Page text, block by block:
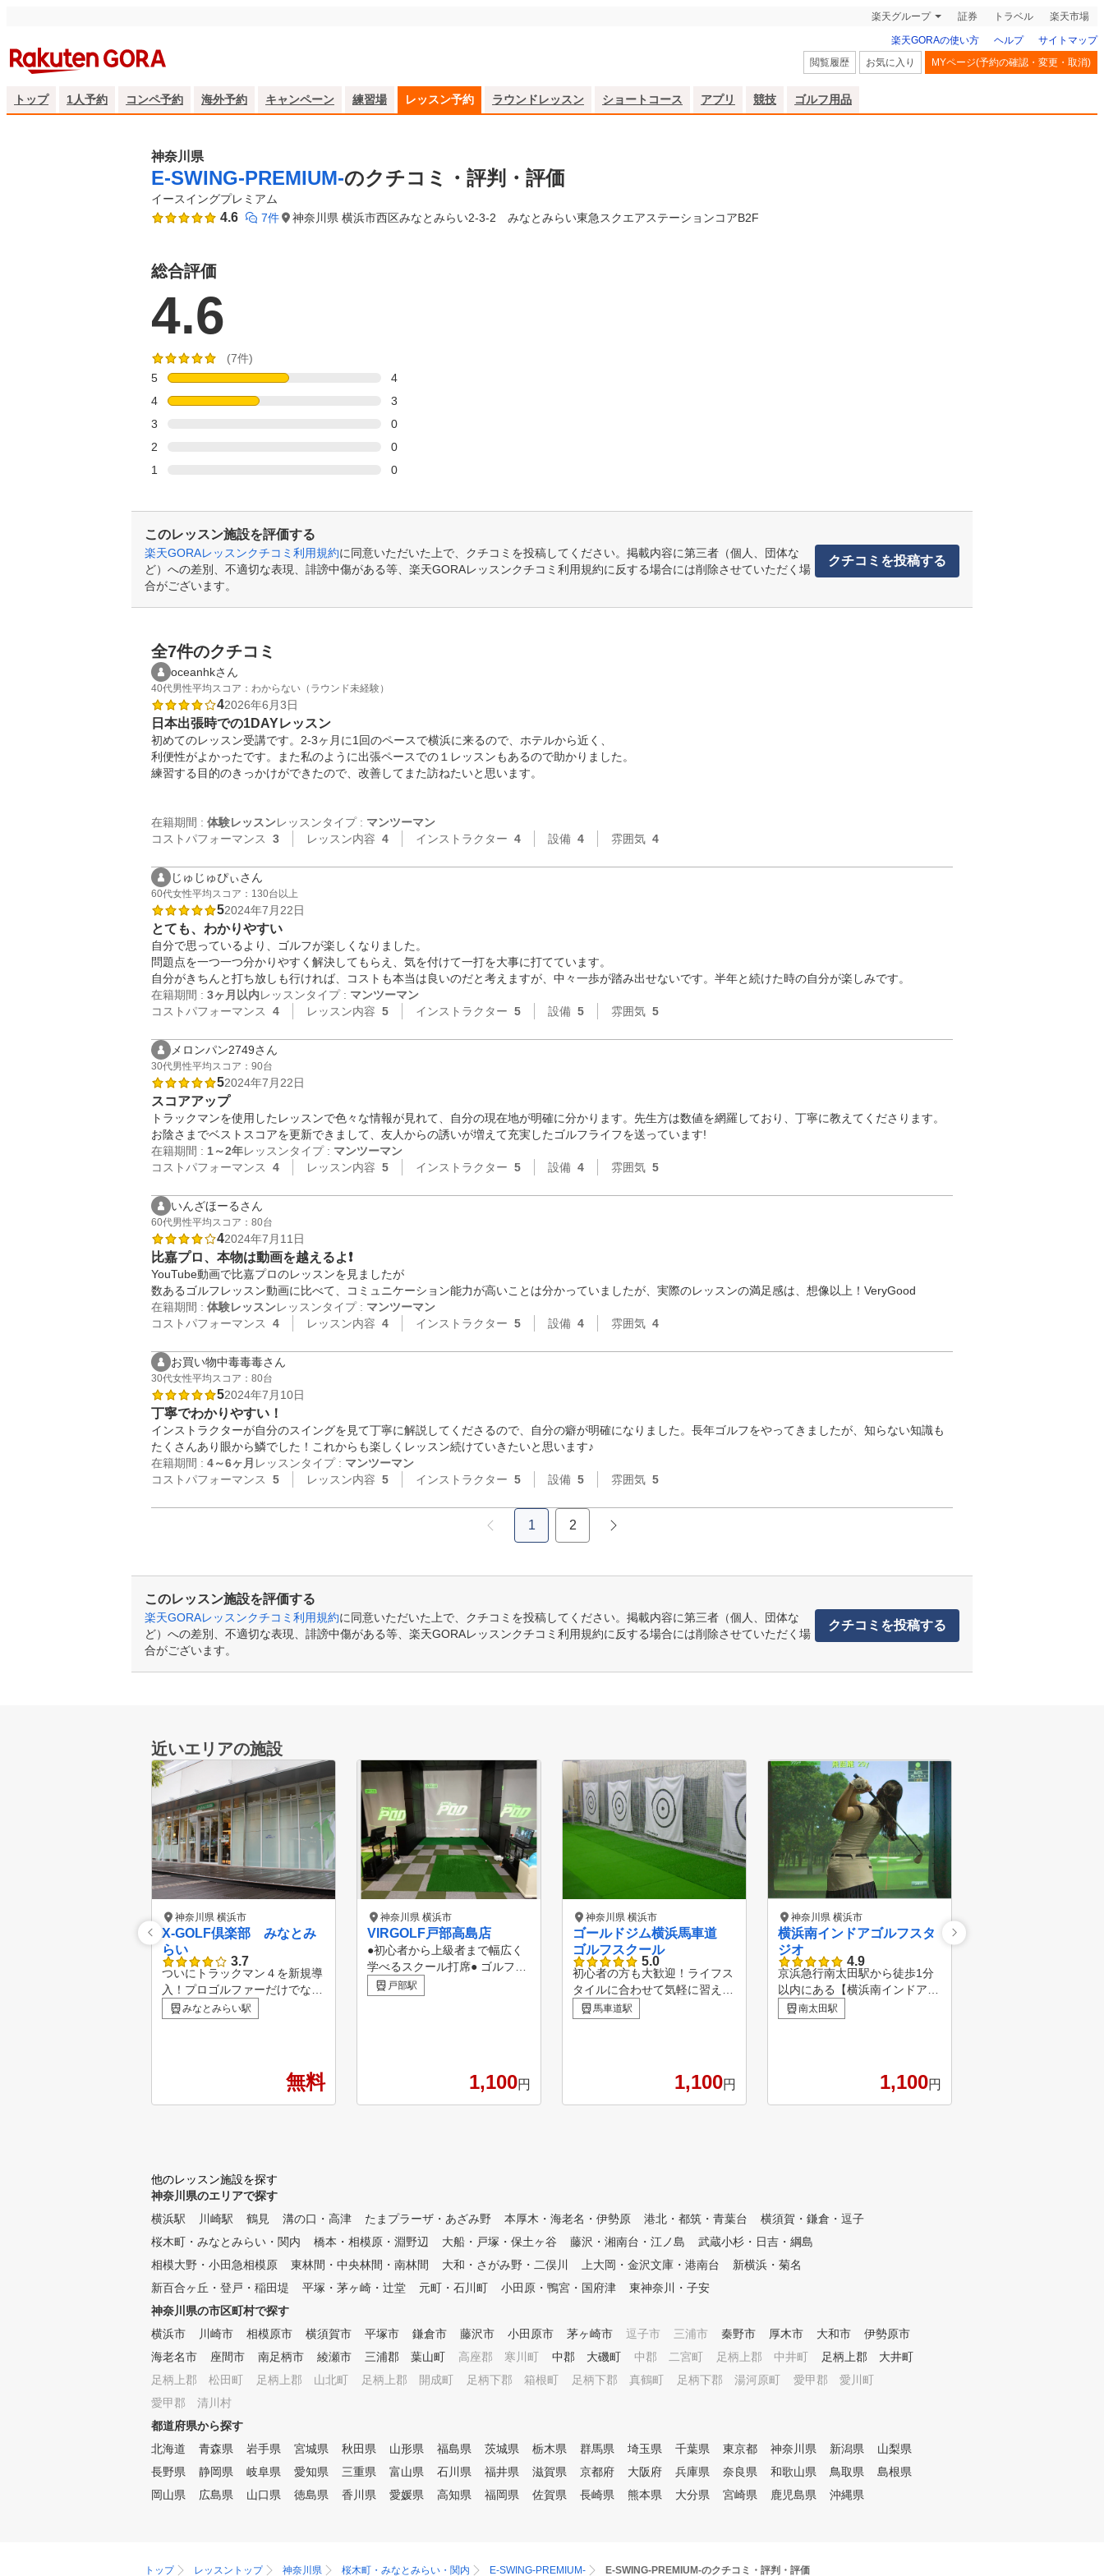
楽天グループ 証券 トラベル 楽天市場
楽天GORAの使い方 ヘルプ
サイトマップ
閲覧履歴
お気に入り MYページ(予約の確認・変更・取消)
トップ 1人予約 コンペ予約 海外予約 キャンペーン 練習場 レッスン予約 ラウンドレッスン ショートコース アプリ 競技 ゴルフ用品
神奈川県
E-SWING‐PREMIUM‐のクチコミ・評判・評価
イースイングプレミアム
4.6 7件 神奈川県 横浜市西区みなとみらい2-3-2 みなとみらい東急スクエアステーションコアB2F
総合評価
4.6
(7件)
5
4
4
3
3
0
2
0
1
0
このレッスン施設を評価する
楽天GORAレッスンクチコミ利用規約に同意いただいた上で、クチコミを投稿してください。掲載内容に第三者（個人、団体な
ど）への差別、不適切な表現、誹謗中傷がある等、楽天GORAレッスンクチコミ利用規約に反する場合には削除させていただく場
合がございます。
クチコミを投稿する
全7件のクチコミ
oceanhkさん
40代男性平均スコア：わからない（ラウンド未経験）
42026年6月3日
日本出張時での1DAYレッスン
初めてのレッスン受講です。2-3ヶ月に1回のペースで横浜に来るので、ホテルから近く、
利便性がよかったです。また私のように出張ペースでの１レッスンもあるので助かりました。
練習する目的のきっかけができたので、改善してまた訪ねたいと思います。
在籍期間 : 体験レッスンレッスンタイプ : マンツーマン
コストパフォーマンス
3 レッスン内容 4 インストラクター 4 設備 4 雰囲気 4
じゅじゅぴぃさん
60代女性平均スコア：130台以上
52024年7月22日
とても、わかりやすい
自分で思っているより、ゴルフが楽しくなりました。
問題点を一つ一つ分かりやすく解決してもらえ、気を付けて一打を大事に打てています。
自分がきちんと打ち放しも行ければ、コストも本当は良いのだと考えますが、中々一歩が踏み出せないです。半年と続けた時の自分が楽しみです。
在籍期間 : 3ヶ月以内レッスンタイプ : マンツーマン
コストパフォーマンス
4 レッスン内容 5 インストラクター 5 設備 5 雰囲気 5
メロンパン2749さん
30代男性平均スコア：90台
52024年7月22日
スコアアップ
トラックマンを使用したレッスンで色々な情報が見れて、自分の現在地が明確に分かります。先生方は数値を網羅しており、丁寧に教えてくださります。
お陰さまでベストスコアを更新できまして、友人からの誘いが増えて充実したゴルフライフを送っています!
在籍期間 : 1～2年レッスンタイプ : マンツーマン
コストパフォーマンス
4 レッスン内容 5 インストラクター 5 設備 4 雰囲気 5
いんざほーるさん
60代男性平均スコア：80台
42024年7月11日
比嘉プロ、本物は動画を越えるよ❗
YouTube動画で比嘉プロのレッスンを見ましたが
数あるゴルフレッスン動画に比べて、コミュニケーション能力が高いことは分かっていましたが、実際のレッスンの満足感は、想像以上！VeryGood
在籍期間 : 体験レッスンレッスンタイプ : マンツーマン
コストパフォーマンス
4 レッスン内容 4 インストラクター 5 設備 4 雰囲気 4
お買い物中毒毒毒さん
30代女性平均スコア：80台
52024年7月10日
丁寧でわかりやすい！
インストラクターが自分のスイングを見て丁寧に解説してくださるので、自分の癖が明確になりました。長年ゴルフをやってきましたが、知らない知識も
たくさんあり眼から鱗でした！これからも楽しくレッスン続けていきたいと思います♪
在籍期間 : 4～6ヶ月 レッスンタイプ : マンツーマン
コストパフォーマンス
5 レッスン内容 5 インストラクター 5 設備 5 雰囲気 5
1 2
このレッスン施設を評価する
楽天GORAレッスンクチコミ利用規約に同意いただいた上で、クチコミを投稿してください。掲載内容に第三者（個人、団体な
ど）への差別、不適切な表現、誹謗中傷がある等、楽天GORAレッスンクチコミ利用規約に反する場合には削除させていただく場
合がございます。
クチコミを投稿する
近いエリアの施設
神奈川県 横浜市
X-GOLF倶楽部 みなとみ
らい
3.7
ついにトラックマン４を新規導
入！プロゴルファーだけでなく
メジャーリーガーも使用すると
いう弾道測定器「トラックマン
らにはクラブの動きまで読み取
り、打球がなぜこうなったのか
を数値で解析してくれます。さ
ーチャルラウンドをすることも
できます。 また、新たなレッ
スンプロも加わり、さらに楽し
く上達できるレッスン環境も整
っています。
みなとみらい駅
無料
神奈川県 横浜市
VIRGOLF戸部高島店
●初心者から上級者まで幅広く
学べるスクール打席● ゴルフの
知識を知れば出来なかったこと
が出来るようになります。 ゴ
たものは一生ものです。わたし
出来るようになります。 また
、ショットのデータとして飛距
離・ミート率・スピン量などが
表示されます。 ショットデー
習からスキルアップが目指せま
習の出来るハイブリット型のゴ
戸部駅
1,100円
神奈川県 横浜市
ゴールドジム横浜馬車道
ゴルフスクール
5.0
初心者の方も大歓迎！ライフス
タイルに合わせて気軽に習える
！ 1レッスン85分の充実指導‼
通いやすい４つのポイント！
馬車道駅
1,100円
神奈川県 横浜市
横浜南インドアゴルフスタ
ジオ
4.9
京浜急行南太田駅から徒歩1分
以内にある【横浜南インドアゴ
ルフスタジオ】です。インドア
だから季節や天候に左右されず
けます。 ・駅チカで便利なう
え、至近に格安コインパーキン
ト時の映像、クラブスピードや
スピン量などの分析数値、フォ
秀逸な分析機器を各打席に配置
自己練習、を繰り返すことで飛
躍的な上達が期待できます。
バーチャルコース上で実戦的な
存分していただけます（パター
は会員無料）。
南太田駅
1,100円
他のレッスン施設を探す
神奈川県のエリアで探す
横浜駅
川崎駅 鶴見 溝の口・高津 たまプラーザ・あざみ野 本厚木・海老名・伊勢原 港北・都筑・青葉台
横須賀・鎌倉・逗子
桜木町・みなとみらい・関内
橋本・相模原・淵野辺 大船・戸塚・保土ヶ谷 藤沢・湘南台・江ノ島
武蔵小杉・日吉・綱島
相模大野・小田急相模原
東林間・中央林間・南林間 大和・さがみ野・二俣川 上大岡・金沢文庫・港南台
新横浜・菊名
新百合ヶ丘・登戸・稲田堤
平塚・茅ヶ崎・辻堂 元町・石川町 小田原・鴨宮・国府津
東神奈川・子安
神奈川県の市区町村で探す
横浜市
川崎市 相模原市 横須賀市 平塚市 鎌倉市 藤沢市 小田原市 茅ヶ崎市 逗子市 三浦市 秦野市 厚木市 大和市
伊勢原市
海老名市
座間市 南足柄市 綾瀬市 三浦郡 葉山町 高座郡 寒川町 中郡 大磯町 中郡 二宮町 足柄上郡 中井町
足柄上郡 大井町
足柄上郡 松田町
足柄上郡 山北町 足柄上郡 開成町 足柄下郡 箱根町 足柄下郡 真鶴町 足柄下郡 湯河原町
愛甲郡 愛川町
愛甲郡 清川村
都道府県から探す
北海道
青森県 岩手県 宮城県 秋田県 山形県 福島県 茨城県 栃木県 群馬県 埼玉県 千葉県 東京都 神奈川県 新潟県
山梨県
長野県
静岡県 岐阜県 愛知県 三重県 富山県 石川県 福井県 滋賀県 京都府 大阪府 兵庫県 奈良県 和歌山県 鳥取県
島根県
岡山県
広島県 山口県 徳島県 香川県 愛媛県 高知県 福岡県 佐賀県 長崎県 熊本県 大分県 宮崎県 鹿児島県 沖縄県
トップ レッスントップ 神奈川県 桜木町・みなとみらい・関内 E-SWING‐PREMIUM‐ E-SWING‐PREMIUM‐のクチコミ・評判・評価